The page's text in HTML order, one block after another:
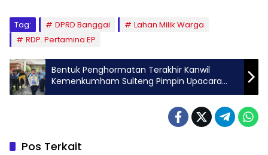
Tag: DPRD Banggai
Lahan Milik Warga
RDP. Pertamina EP
Bentuk Penghormatan Terakhir Kanwil
Kemenkumham Sulteng Pimpin Upacara
Pemakaman Kalapas Luwuk
Pos Terkait